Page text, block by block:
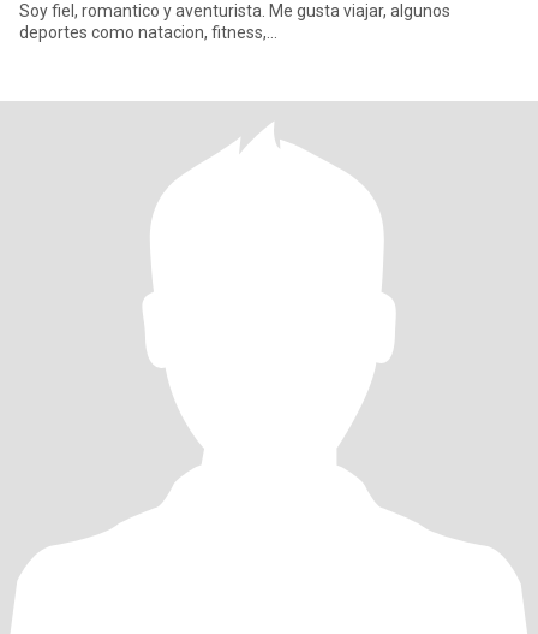
Soy fiel, romantico y aventurista. Me gusta viajar, algunos
deportes como natacion, fitness,...